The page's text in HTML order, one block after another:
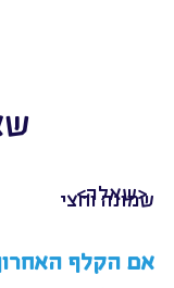
אם הקלף
<שאלה>
שמונה וחצי